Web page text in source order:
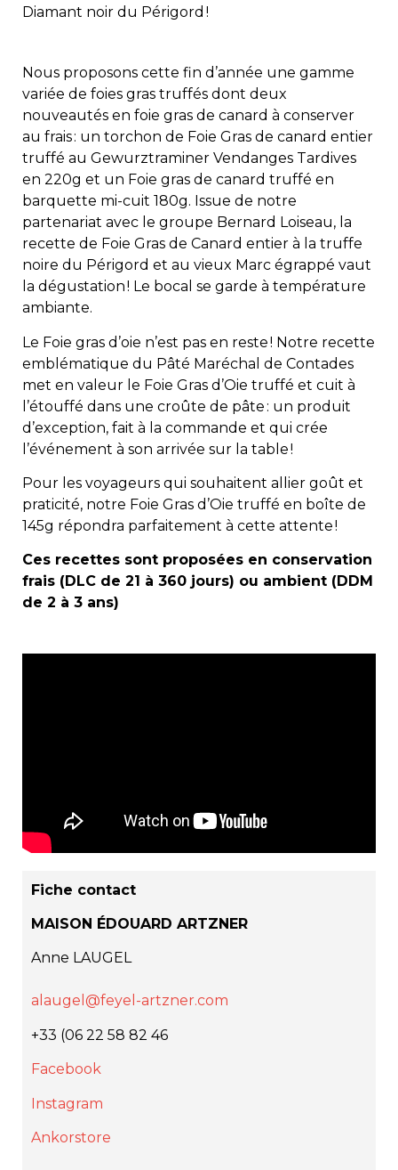
Diamant noir du Périgord !
Nous proposons cette fin d’année une gamme
variée de foies gras truffés dont deux
nouveautés en foie gras de canard à conserver
au frais : un torchon de Foie Gras de canard entier
truffé au Gewurztraminer Vendanges Tardives
en 220g et un Foie gras de canard truffé en
barquette mi-cuit 180g. Issue de notre
partenariat avec le groupe Bernard Loiseau, la
recette de Foie Gras de Canard entier à la truffe
noire du Périgord et au vieux Marc égrappé vaut
la dégustation ! Le bocal se garde à température
ambiante.
Le Foie gras d’oie n’est pas en reste ! Notre recette
emblématique du Pâté Maréchal de Contades
met en valeur le Foie Gras d’Oie truffé et cuit à
l’étouffé dans une croûte de pâte : un produit
d’exception, fait à la commande et qui crée
l’événement à son arrivée sur la table !
Pour les voyageurs qui souhaitent allier goût et
praticité, notre Foie Gras d’Oie truffé en boîte de
145g répondra parfaitement à cette attente !
Ces recettes sont proposées en conservation
frais (DLC de 21 à 360 jours) ou ambient (DDM
de 2 à 3 ans)
Fiche contact
MAISON ÉDOUARD ARTZNER
Anne LAUGEL
alaugel@feyel-artzner.com
+33 (06 22 58 82 46
Facebook
Instagram
Ankorstore